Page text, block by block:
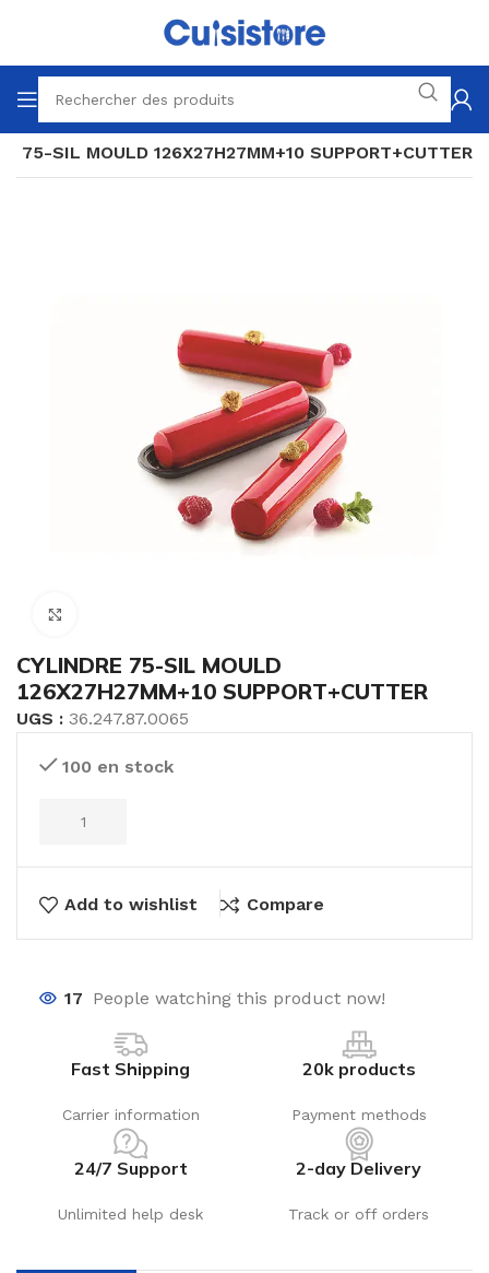
75-SIL MOULD 126X27H27MM+10 SUPPORT+CUTTER
CYLINDRE 75-SIL MOULD
126X27H27MM+10 SUPPORT+CUTTER
UGS : 36.247.87.0065
100 en stock
Add to wishlist Compare
17 People watching this product now!
Fast Shipping
Carrier information
20k products
Payment methods
24/7 Support
Unlimited help desk
2-day Delivery
Track or off orders